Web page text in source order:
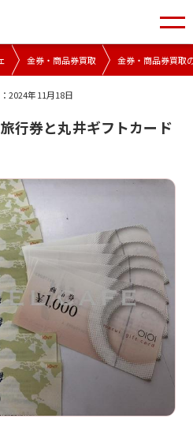
金券・商品券買取 金券・商品券買取
2024年11月18日
行券と丸井ギフトカード